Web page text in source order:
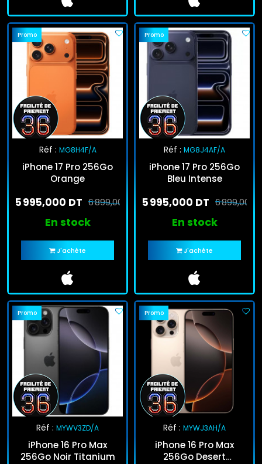
Promo
Réf : MG8H4F/A
iPhone 17 Pro 256Go
Orange
6 899,000 DT
5 995,000 DT
En stock
J'achète
Promo
Réf : MG8J4AF/A
iPhone 17 Pro 256Go
Bleu Intense
6 899,000
5 995,000 DT
En stock
J'achète
Promo
Réf : MYWV3ZD/A
iPhone 16 Pro Max
256Go Noir Titanium
Promo
Réf : MYWJ3AH/A
iPhone 16 Pro Max
256Go Desert